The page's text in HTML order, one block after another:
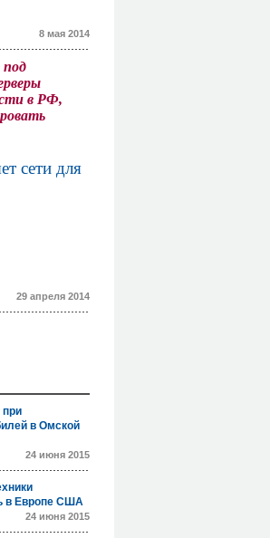
8 мая 2014
под
в РФ,
сети для
29 апреля 2014
при
в Омской
24 июня 2015
в Европе США
24 июня 2015